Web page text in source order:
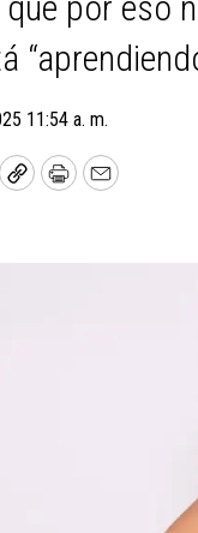
11:54 a. m.
CopyPrintEmail